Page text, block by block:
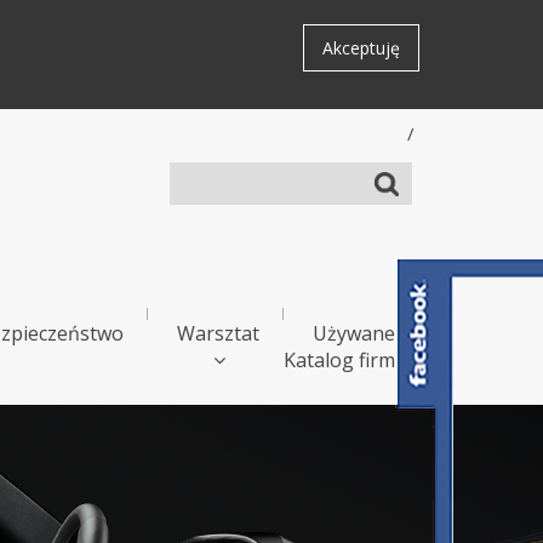
Akceptuję
/
Warsztat
Używane
Katalog firm